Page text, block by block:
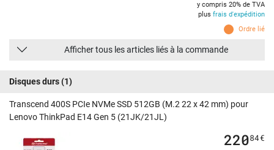
Ordre lié
y compris 20% de TVA
plus frais d'expédition
Afficher tous les articles liés à la commande
Disques durs(1)
Transcend 400S PCIe NVMe SSD 512GB (M.2 22 x 42 mm) pour
Lenovo ThinkPad E14 Gen 5 (21JK/21JL)
22084€